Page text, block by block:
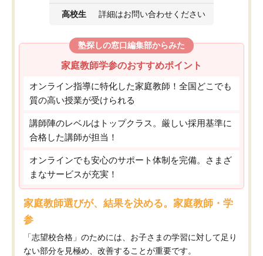
高校生 詳細はお問い合わせください
塾探しの窓口編集部からみた
家庭教師学参のおすすめポイント
オンライン指導に特化した家庭教師！全国どこでも
質の高い授業が受けられる
講師陣のレベルはトップクラス。厳しい採用基準に
合格した講師が担当！
オンラインでも安心のサポート体制を完備。さまざ
まなサービスが充実！
家庭教師選びが、結果を決める。家庭教師・学
参
「志望校合格」のためには、お子さまの学習に対して足り
ない部分を見極め、改善することが重要です。